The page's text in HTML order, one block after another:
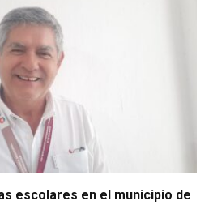
escolares en el municipio de